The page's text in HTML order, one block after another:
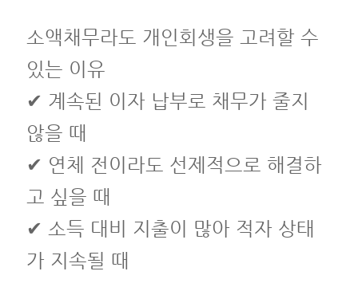
소액채무라도 개인회생을 고려할 수
있는 이유
✔ 계속된 이자 납부로 채무가 줄지
않을 때
✔ 연체 전이라도 선제적으로 해결하
고 싶을 때
✔ 소득 대비 지출이 많아 적자 상태
가 지속될 때